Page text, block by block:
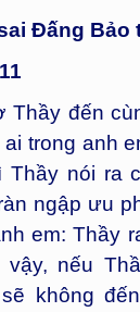
Đấng Bảo
Thầy đến
trong anh
Thầy nói ra
ngập ưu
em: Thầy
vậy, nếu
không